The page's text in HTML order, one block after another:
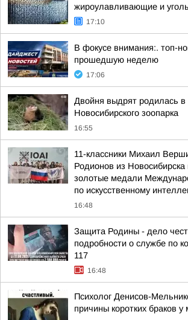
жироулавливающие и
17:10
В фокусе внимания:. топ-
прошедшую неделю
17:06
Двойня выдрят родилась в
Новосибирского зоопарка
16:55
11-классники Михаил
Родионов из Новосибирска
золотые медали
по искусственному
16:48
Защита Родины - дело
подробности о службе по
117
16:48
Психолог Денисов-
причины коротких браков